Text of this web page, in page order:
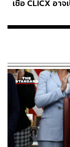
เชื่อ CLICX อา
เรือนไทยที่ถูกซุก